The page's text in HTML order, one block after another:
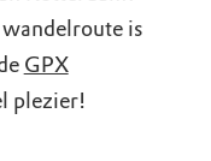
is
GPX
plezier!